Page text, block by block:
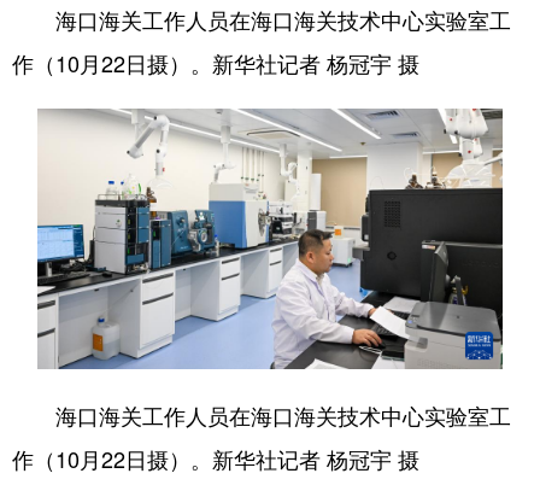
海口海关工作人员在海口海关技术中心实验室工
作（10月22日摄）。新华社记者 杨冠宇 摄
海口海关工作人员在海口海关技术中心实验室工
作（10月22日摄）。新华社记者 杨冠宇 摄